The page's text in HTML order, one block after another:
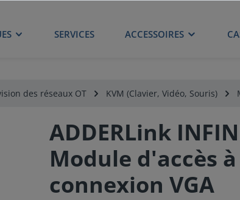
SERVICES ACCESSOIRES
des réseaux OT KVM (Clavier, Vidéo, Souris)
ADDERLink
Module d'accès
connexion VGA